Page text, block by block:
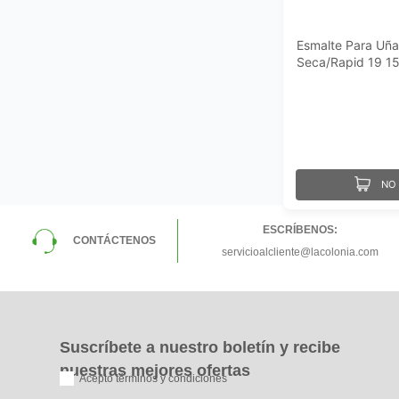
Esmalte Para
Seca/Rapid 19
NO
CONTÁCTENOS
ESCRÍBENOS:
servicioalcliente@lacolonia.com
Suscríbete a nuestro boletín y recibe
nuestras mejores ofertas
Acepto términos y condiciones